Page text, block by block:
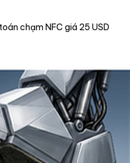
chạm NFC giá 25 USD